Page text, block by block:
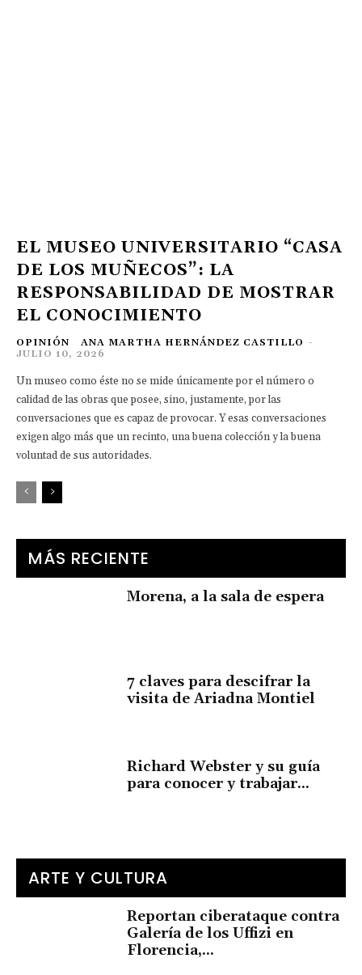
EL MUSEO UNIVERSITARIO “CASA
DE LOS MUÑECOS”: LA
RESPONSABILIDAD DE MOSTRAR
EL CONOCIMIENTO
OPINIÓN ANA MARTHA HERNÁNDEZ CASTILLO -
JULIO 10, 2026
Un museo como éste no se mide únicamente por el número o
calidad de las obras que posee, sino, justamente, por las
conversaciones que es capaz de provocar. Y esas conversaciones
exigen algo más que un recinto, una buena colección y la buena
voluntad de sus autoridades.
MÁS RECIENTE
Morena, a la sala de espera
7 claves para descifrar la
visita de Ariadna Montiel
Richard Webster y su guía
para conocer y trabajar...
ARTE Y CULTURA
Reportan ciberataque contra
Galería de los Uffizi en
Florencia,...